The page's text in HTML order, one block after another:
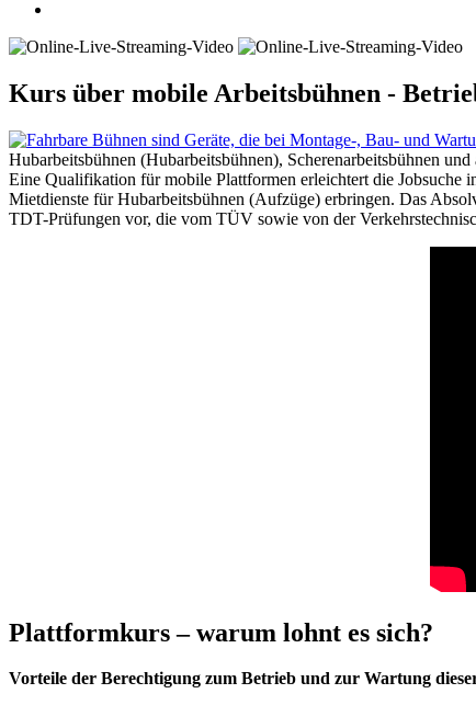
Kurs über mobile Arbeitsbühnen -
Hubarbeitsbühnen (Hubarbeitsbühnen), Scherenarbeitsbühnen
Eine Qualifikation für mobile Plattformen erleichtert die Jobsuche
Mietdienste für Hubarbeitsbühnen (Aufzüge) erbringen. Das
TDT-Prüfungen vor, die vom TÜV sowie von der
Plattformkurs – warum lohnt es sich?
Vorteile der Berechtigung zum Betrieb und zur Wartung